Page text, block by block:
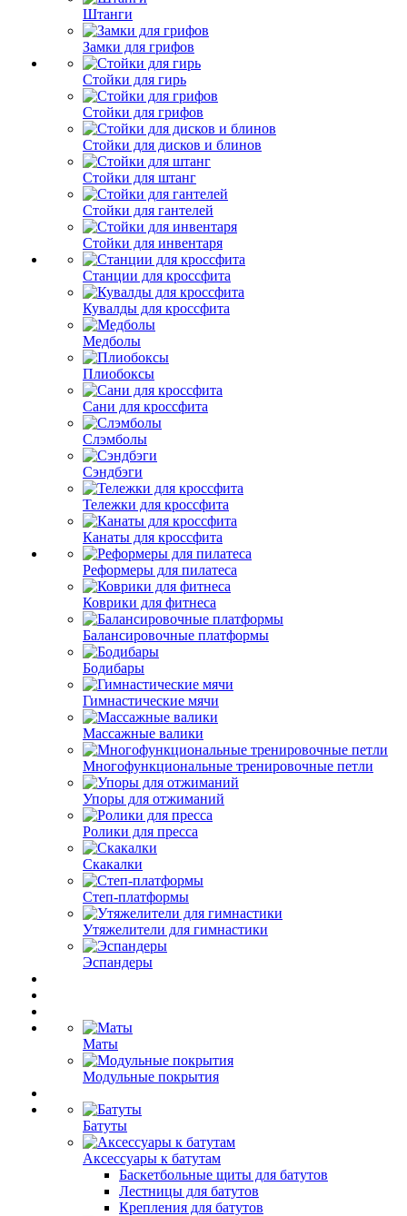
Штанги
Замки для грифов
Стойки для гирь
Стойки для грифов
Стойки для дисков и блинов
Стойки для штанг
Стойки для гантелей
Стойки для инвентаря
Станции для кроссфита
Кувалды для кроссфита
Медболы
Плиобоксы
Сани для кроссфита
Слэмболы
Сэндбэги
Тележки для кроссфита
Канаты для кроссфита
Реформеры для пилатеса
Коврики для фитнеса
Балансировочные платформы
Бодибары
Гимнастические мячи
Массажные валики
Многофункциональные тренировочные петли
Упоры для отжиманий
Ролики для пресса
Скакалки
Степ-платформы
Утяжелители для гимнастики
Эспандеры
Маты
Модульные покрытия
Батуты
Аксессуары к батутам
Баскетбольные щиты для батутов
Лестницы для батутов
Крепления для батутов